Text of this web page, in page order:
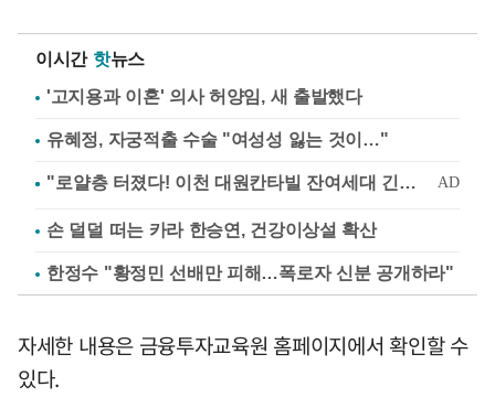
이시간 핫뉴스
'고지용과 이혼' 의사 허양임, 새 출발했다
유혜정, 자궁적출 수술 "여성성 잃는 것이…"
손 덜덜 떠는 카라 한승연, 건강이상설 확산
한정수 "황정민 선배만 피해…폭로자 신분 공개하라"
자세한 내용은 금융투자교육원 홈페이지에서 확인할 수
있다.